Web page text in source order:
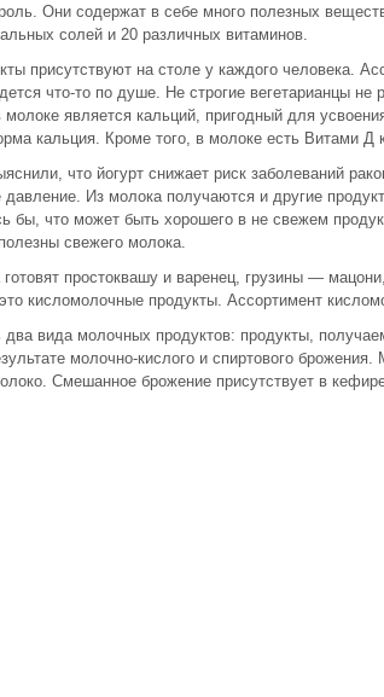
Они содержат в себе много полезных
солей и 20 различных витаминов.
присутствуют на столе у каждого человека.
что-то по душе. Не строгие вегетарианцы
является кальций, пригодный для
кальция. Кроме того, в молоке есть Витами Д
что йогурт снижает риск заболеваний
давление. Из молока получаются и другие
бы, что может быть хорошего в не свежем
свежего молока.
готовят простоквашу и варенец, грузины —
кисломолочные продукты. Ассортимент
вида молочных продуктов: продукты,
молочно-кислого и спиртового
Смешанное брожение присутствует в